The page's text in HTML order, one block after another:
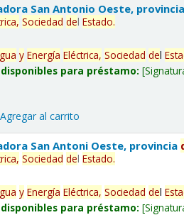
San Antonio Oeste, provincia
Sociedad delEstado.
y Energía Eléctrica, Sociedad del
para préstamo:
Agregar al carrito
San Antoni Oeste, provincia
Sociedad delEstado.
y Energía Eléctrica, Sociedad del
para préstamo: